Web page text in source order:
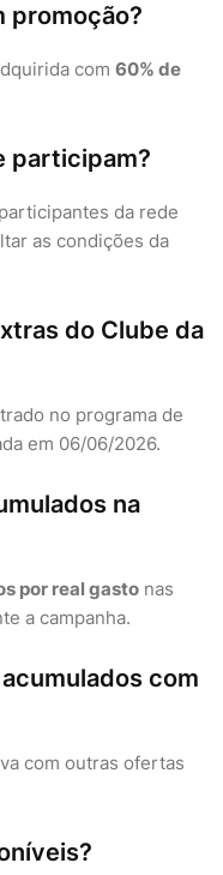
promoção?
com 60% de
participam?
da rede
as condições da
do Clube da
no programa de
em 06/06/2026.
na
por real gasto nas
a campanha.
com
com outras ofertas